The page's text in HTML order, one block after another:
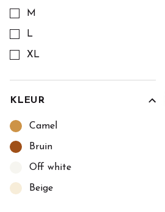
M
L
XL
KLEUR
Camel
Bruin
Off white
Beige